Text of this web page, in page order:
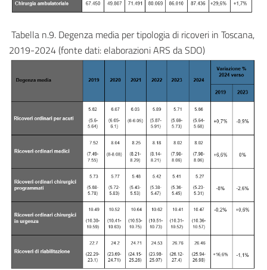
Tabella n.9. Degenza media per tipologia di ricoveri in Toscana,
2019-2024 (fonte dati: elaborazioni ARS da SDO)